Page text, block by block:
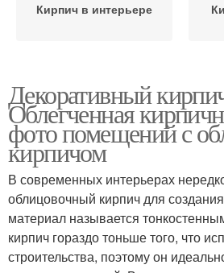
Кирпич в интерьере
Стен из белого кирпича
Белый кирпич
Серый кирпич
Декоративный
Облегченная
фото помещений с
кирпичом
В современных интерьерах
облицовочный кирпич для
материал называется
кирпич гораздо тоньше того, что
строительства, поэтому он